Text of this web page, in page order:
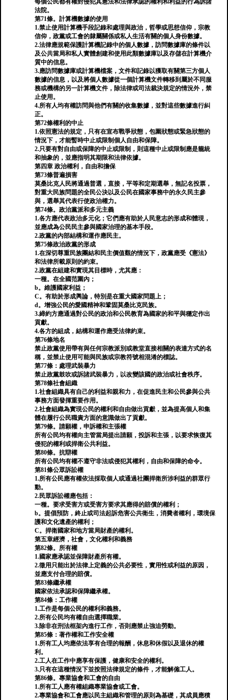
每個公民都有權對侵犯其憲法和法律承認的權利和利益的行為訴諸
法院。
第71條。計算機數據的使用
1.禁止使用計算機手段記錄和處理與政治，哲學或思想信仰，宗教
信仰，政黨或工會的隸屬關係或私人生活有關的個人身份數據。
2.法律應規範保護計算機記錄中的個人數據，訪問數據庫的條件以
及公共當局和私人實體創建和使用此類數據庫以及存儲在計算機介
質中的信息。
3.應訪問數據庫或計算機檔案，文件和記錄以獲取有關第三方個人
數據的信息，以及將個人數據從一個計算機文件轉移到屬於不同服
務或機構的另一計算機文件，除法律或司法裁決規定的情況外，禁
止使用。
4.所有人均有權訪問與他們有關的收集數據，並對這些數據進行糾
正。
第72條權利的中止
1.依照憲法的規定，只有在宣布戰爭狀態，包圍狀態或緊急狀態的
情況下，才能暫時中止或限制個人自由和保障。
2.只要有對自由或保障的中止或限制，則這種中止或限制應是籠統
和抽象的，並應指明其期限和法律依據。
第四章 政治權利，自由和擔保
第73條普遍損害
莫桑比克人民將通過普選，直接，平等和定期選舉，無記名投票，
對重大民族問題的全民公決以及公民在國家事務中的永久民主參
與，選舉其代表行使政治權力。
第74條。政治黨派和多元主義
1.各方應代表政治多元化；它們應有助於人民意志的形成和體現，
並應成為公民民主參與國家治理的基本手段。
2.政黨的內部結構和運作應民主。
第75條政治政黨的形成
1.在深切尊重民族團結和民主價值觀的情況下，政黨應受《憲法》
和法律所載原則的約束。
2.政黨在組建和實現其目標時，尤其應：
一種。在全國范圍內；
b。維護國家利益；
C。有助於形成輿論，特別是在重大國家問題上；
d。增強公民的愛國精神和鞏固莫桑比克民族。
3.締約方應通過對公民的政治和公民教育為國家的和平與穩定作出
貢獻。
4.各方的組成，結構和運作應受法律約束。
第76條地名
禁止政黨使用帶有與任何宗教派別或教堂直接相關的表達方式的名
稱，並禁止使用可能與民族或宗教符號相混淆的標誌。
第77條：處理武裝暴力
禁止政黨鼓吹或訴諸武裝暴力，以改變該國的政治或社會秩序。
第78條社會組織
1.社會組織具有自己的利益和親和力，在促進民主和公民參與公共
事務方面發揮重要作用。
2.社會組織為實現公民的權利和自由做出貢獻，並為提高個人和集
體在履行公民職責方面的意識做出了貢獻。
第79條。請願權，申訴權和主張權
所有公民均有權向主管當局提出請願，投訴和主張，以要求恢復其
侵犯的權利或捍衛公共利益。
第80條。抗辯權
所有公民均有權不遵守非法或侵犯其權利，自由和保障的命令。
第81條公眾訴訟權
1.所有公民應有權依法採取個人或通過社團捍衛所涉利益的群眾行
動。
2.民眾訴訟權應包括：
一種。要求受害方或受害方要求其應得的賠償的權利；
b。提倡預防，終止或司法起訴危害公共衛生，消費者權利，環境保
護和文化遺產的權利；
C。捍衛國家和地方當局財產的權利。
第五章經濟，社會，文化權利和義務
第82條。所有權
1.國家應承認並保障財產所有權。
2.徵用只能出於法律上定義的公共必要性，實用性或利益的原因，
並應支付合理的賠償。
第83條繼承權
國家依法承認和保障繼承權。
第84條：工作權
1.工作是每個公民的權利和義務。
2.所有公民均有權自由選擇職業。
3.除非在刑法框架內進行工作，否則應禁止強迫勞動。
第85條：著作權和工作安全權
1.所有工人均應依法享有合理的報酬，休息和休假以及退休的權
利。
2.工人在工作中應享有保護，健康和安全的權利。
3.只有在這種情況下並按照法律規定的條件，才能解僱工人。
第86條。專業協會和工會的自由
1.所有工人應有權組織專業協會或工會。
2.專業協會和工會應以民主組織和管理的原則為基礎，其成員應積